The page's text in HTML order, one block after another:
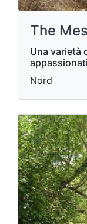
The
Una varietà
Nord